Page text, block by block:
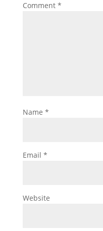
Comment *
Name *
Email *
Website